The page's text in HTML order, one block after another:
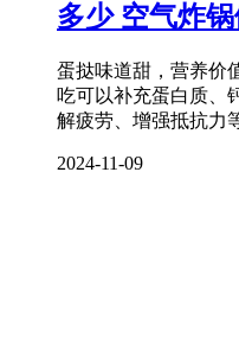
多少 空气炸
蛋挞味道甜，营养价
吃可以补充蛋白质、
解疲劳、增强抵抗力
2024-11-09